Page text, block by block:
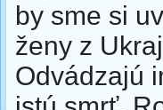
by sme si
ženy z
Odvádzajú